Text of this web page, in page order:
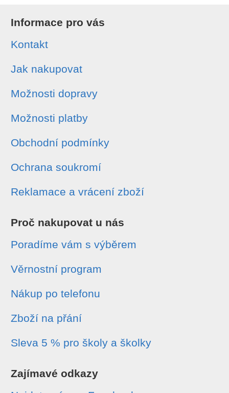
Informace pro vás
Kontakt
Jak nakupovat
Možnosti dopravy
Možnosti platby
Obchodní podmínky
Ochrana soukromí
Reklamace a vrácení zboží
Proč nakupovat u nás
Poradíme vám s výběrem
Věrnostní program
Nákup po telefonu
Zboží na přání
Sleva 5 % pro školy a školky
Zajímavé odkazy